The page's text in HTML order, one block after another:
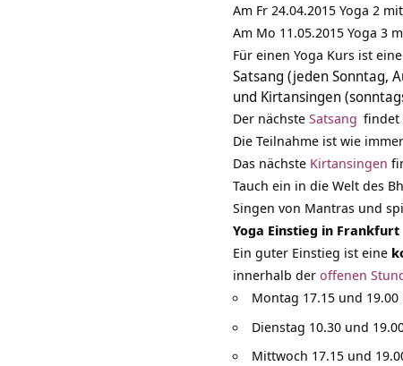
Am Fr 24.04.2015 Yoga 2
Am Mo 11.05.2015 Yoga 3
Für einen Yoga Kurs ist
Satsang (jeden Sonntag,
und Kirtansingen
Der nächste Satsang findet
Die Teilnahme ist wie
Das nächste Kirtansingen
Tauch ein in die Welt des
Singen von Mantras und
Yoga Einstieg in Frankfurt
Ein guter Einstieg ist eine
innerhalb der offenen
Montag 17.15 und 19.00
Dienstag 10.30 und
Mittwoch 17.15 und